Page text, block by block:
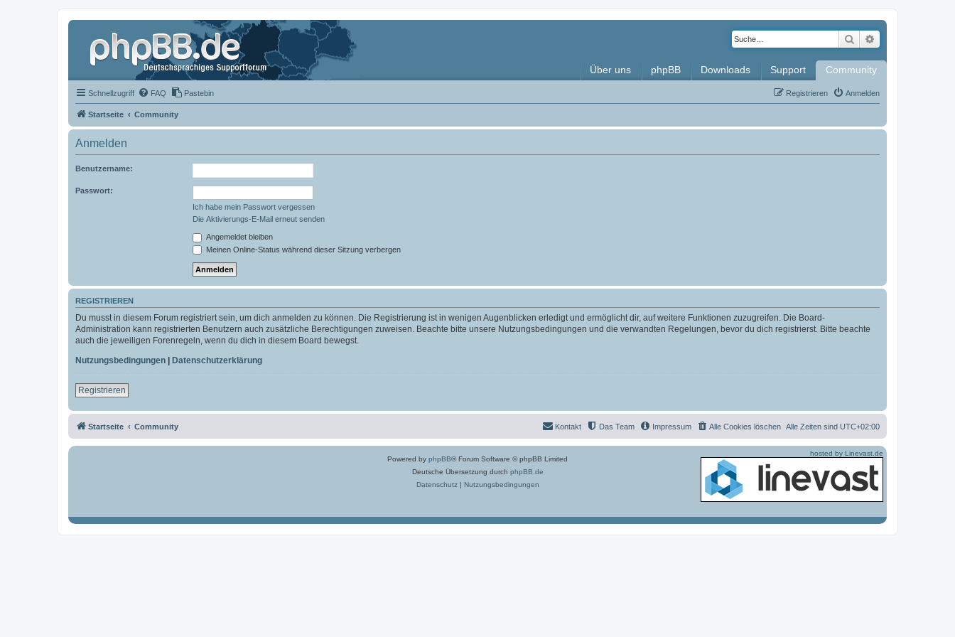
Suche
Über uns phpBB Downloads Support Community
Schnellzugriff FAQ Pastebin Anmelden
Registrieren
Startseite Community
Anmelden
Benutzername:
Passwort:
Ich habe mein Passwort vergessen
Die Aktivierungs-E-Mail erneut senden
Angemeldet bleiben
Meinen Online-Status während dieser Sitzung verbergen
REGISTRIEREN
Du musst in diesem Forum registriert sein, um dich anmelden zu können. Die Registrierung ist in wenigen Augenblicken erledigt und ermöglicht dir, auf weitere Funktionen zuzugreifen. Die Board-
Administration kann registrierten Benutzern auch zusätzliche Berechtigungen zuweisen. Beachte bitte unsere Nutzungsbedingungen und die verwandten Regelungen, bevor du dich registrierst. Bitte beachte
auch die jeweiligen Forenregeln, wenn du dich in diesem Board bewegst.
Nutzungsbedingungen | Datenschutzerklärung
Registrieren
Startseite Community Alle Zeiten sind UTC+02:00
Alle Cookies löschen
Impressum
Das Team
Kontakt
Powered by phpBB® Forum Software © phpBB Limited
Deutsche Übersetzung durch phpBB.de
Datenschutz| Nutzungsbedingungen
hosted by Linevast.de